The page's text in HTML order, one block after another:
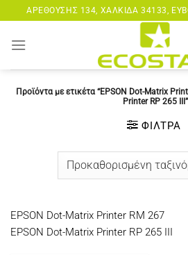
Μετάβαση
στο
περιεχόμενο
ΑΡΕΘΟΎΣΗΣ 134, ΧΑΛΚΊΔΑ 34133,
Προϊόντα με ετικέτα “EPSON Dot-Matrix
Printer RP 265 III”
ΦΊΛΤΡΑ
EPSON Dot-Matrix Printer RM 267
EPSON Dot-Matrix Printer RP 265 III